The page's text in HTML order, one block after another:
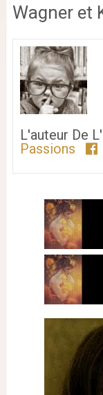
Wagner et
L'auteur De
Passions